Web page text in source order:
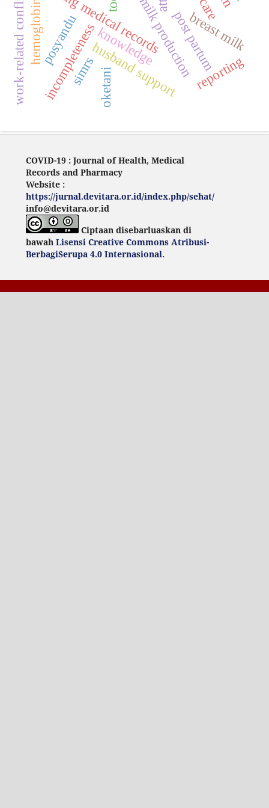
post partum
m
s
incompleteness
posyandu knowledge
husband support
simrs reporting
oketani
breast milk
work-related conflictshemoglobin
COVID-19 : Journal of Health, Medical
Records and Pharmacy
Website :
https://jurnal.devitara.or.id/index.php/sehat/
info@devitara.or.id
Ciptaan disebarluaskan di
bawah Lisensi Creative Commons Atribusi-
BerbagiSerupa 4.0 Internasional.